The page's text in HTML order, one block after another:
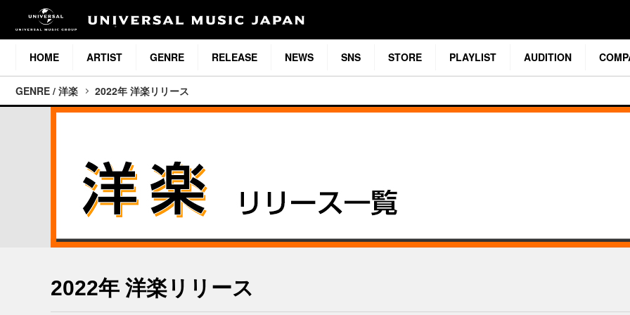
HOME ARTIST GENRE RELEASE NEWS SNS STORE PLAYLIST AUDITION
GENRE / 洋楽 2022年 洋楽リリース
2022年 洋楽リリース